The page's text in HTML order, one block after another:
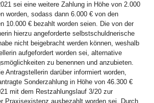
sei eine weitere Zahlung in Höhe von 2.000
worden, sodass dann 6.000 € von den
10.000 € bezahlt worden seien. Die von der
hierzu angeforderte selbstschuldnerische
nicht beigebracht werden können, weshalb
aufgefordert worden sei, alternative
zu benennen und anzubieten.
Antragstellerin darüber informiert worden,
Sonderzahlung in Höhe von 46.300 €
mit dem Restzahlungslauf 3/20 zur
Praxisexistenz ausbezahlt worden sei. Durch